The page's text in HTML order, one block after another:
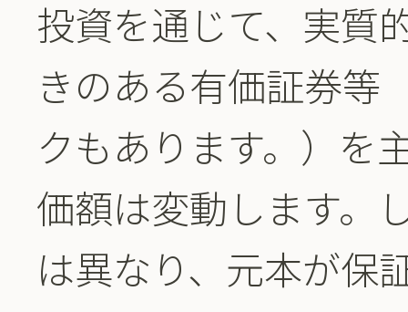
投資を通じて、実質
きのある有価証券等
クもあります。）を
価額は変動します。
は異なり、元本が保